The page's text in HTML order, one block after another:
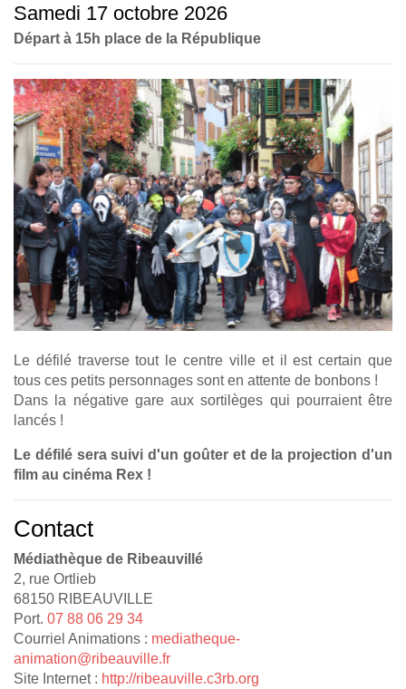
Samedi 17 octobre 2026
Départ à 15h place de la République
Le défilé traverse tout le centre ville et il est certain que
tous ces petits personnages sont en attente de bonbons !
Dans la négative gare aux sortilèges qui pourraient être
lancés !
Le défilé sera suivi d'un goûter et de la projection d'un
film au cinéma Rex !
Contact
Médiathèque de Ribeauvillé
2, rue Ortlieb
68150 RIBEAUVILLE
Port. 07 88 06 29 34
Courriel Animations : mediatheque-
animation@ribeauville.fr
Site Internet : http://ribeauville.c3rb.org